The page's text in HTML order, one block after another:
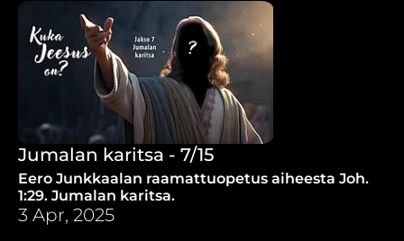
Jumalan karitsa - 7/15
Eero Junkkaalan raamattuopetus aiheesta Joh.
1:29. Jumalan karitsa.
3 Apr, 2025